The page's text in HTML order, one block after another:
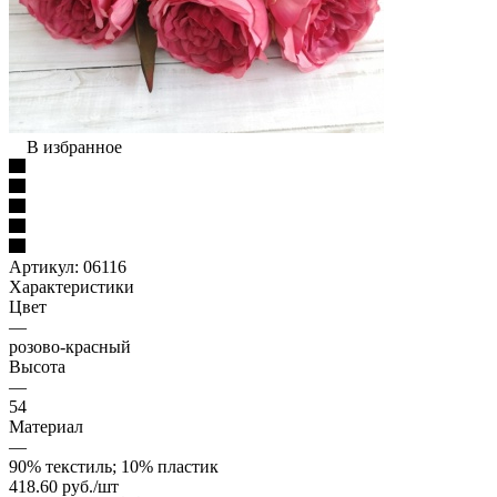
В избранное
Артикул: 06116
Характеристики
Цвет
—
розово-красный
Высота
—
54
Материал
—
90% текстиль; 10% пластик
418.60 руб./шт